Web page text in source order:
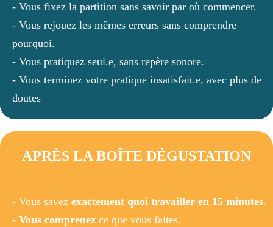
- Vous fixez la partition sans savoir par où commencer.
- Vous rejouez les mêmes erreurs sans comprendre
pourquoi.
- Vous pratiquez seul.e, sans repère sonore.
- Vous terminez votre pratique insatisfait.e, avec plus de
doutes
APRÈS LA BOÎTE DÉGUSTATION
- Vous savez exactement quoi travailler en 15 minutes.
- Vous comprenez ce que vous faites.